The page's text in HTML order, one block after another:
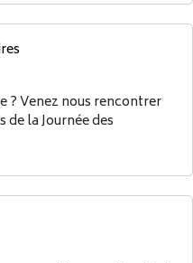
? Venez nous rencontrer
la Journée des